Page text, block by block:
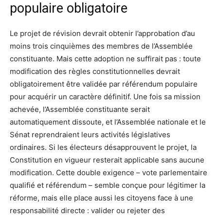
populaire obligatoire
Le projet de révision devrait obtenir l’approbation d’au
moins trois cinquièmes des membres de l’Assemblée
constituante. Mais cette adoption ne suffirait pas : toute
modification des règles constitutionnelles devrait
obligatoirement être validée par référendum populaire
pour acquérir un caractère définitif. Une fois sa mission
achevée, l’Assemblée constituante serait
automatiquement dissoute, et l’Assemblée nationale et le
Sénat reprendraient leurs activités législatives
ordinaires. Si les électeurs désapprouvent le projet, la
Constitution en vigueur resterait applicable sans aucune
modification. Cette double exigence – vote parlementaire
qualifié et référendum – semble conçue pour légitimer la
réforme, mais elle place aussi les citoyens face à une
responsabilité directe : valider ou rejeter des